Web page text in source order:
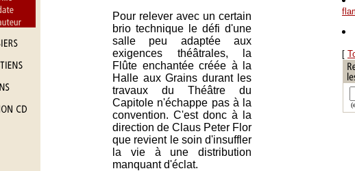
Pour relever avec un certain
brio technique le défi d'une
salle peu adaptée aux
exigences théâtrales, la
Flûte enchantée créée à la
Halle aux Grains durant les
travaux du Théâtre du
Capitole n'échappe pas à la
convention. C'est donc à la
direction de Claus Peter Flor
que revient le soin d'insuffler
la vie à une distribution
manquant d'éclat.
[